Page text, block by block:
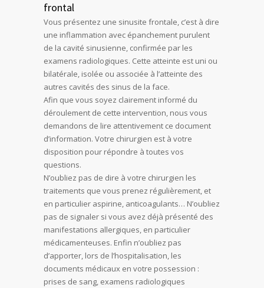
frontal
Vous présentez une sinusite frontale, c’est à dire
une inflammation avec épanchement purulent
de la cavité sinusienne, confirmée par les
examens radiologiques. Cette atteinte est uni ou
bilatérale, isolée ou associée à l’atteinte des
autres cavités des sinus de la face.
Afin que vous soyez clairement informé du
déroulement de cette intervention, nous vous
demandons de lire attentivement ce document
d’information. Votre chirurgien est à votre
disposition pour répondre à toutes vos
questions.
N’oubliez pas de dire à votre chirurgien les
traitements que vous prenez régulièrement, et
en particulier aspirine, anticoagulants… N’oubliez
pas de signaler si vous avez déjà présenté des
manifestations allergiques, en particulier
médicamenteuses. Enfin n’oubliez pas
d’apporter, lors de l’hospitalisation, les
documents médicaux en votre possession :
prises de sang, examens radiologiques